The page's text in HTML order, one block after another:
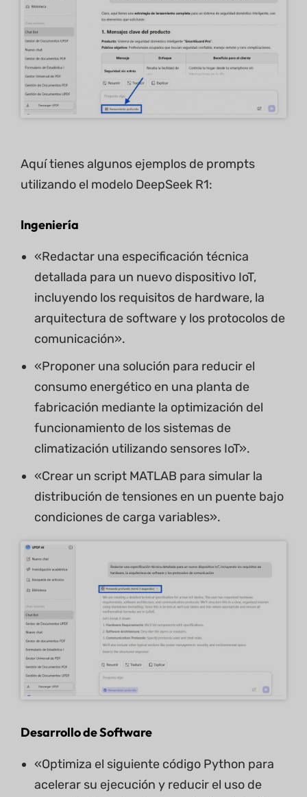
Aquí tienes algunos ejemplos de prompts
utilizando el modelo DeepSeek R1:
Ingeniería
«Redactar una especificación técnica
detallada para un nuevo dispositivo IoT,
incluyendo los requisitos de hardware, la
arquitectura de software y los protocolos de
comunicación».
«Proponer una solución para reducir el
consumo energético en una planta de
fabricación mediante la optimización del
funcionamiento de los sistemas de
climatización utilizando sensores IoT».
«Crear un script MATLAB para simular la
distribución de tensiones en un puente bajo
condiciones de carga variables».
Desarrollo de Software
«Optimiza el siguiente código Python para
acelerar su ejecución y reducir el uso de